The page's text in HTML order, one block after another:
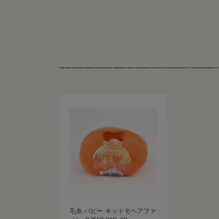
毛糸 パピー キッドモヘアファ